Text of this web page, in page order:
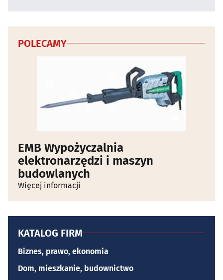
POLECAMY
EMB Wypożyczalnia
elektronarzędzi i maszyn
budowlanych
Więcej informacji
KATALOG FIRM
Biznes, prawo, ekonomia
Dom, mieszkanie, budownictwo